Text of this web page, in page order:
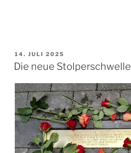
VERÖFFENTLICHT
AM
14. JULI 2025
Die neue Stolperschwelle